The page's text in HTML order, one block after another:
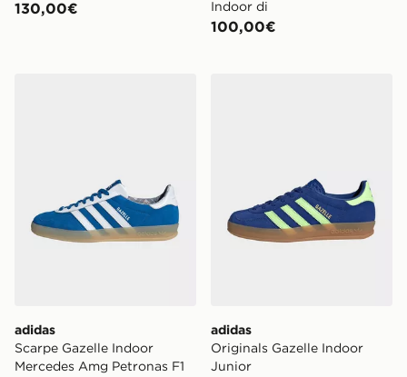
130,00€
Indoor di
100,00€
adidas
Scarpe Gazelle Indoor
Mercedes Amg Petronas F1
adidas
Originals Gazelle Indoor
Junior